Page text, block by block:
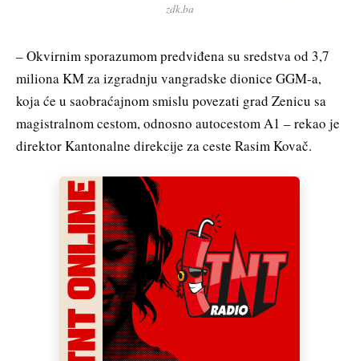
zdk.ba
– Okvirnim sporazumom predviđena su sredstva od 3,7
miliona KM za izgradnju vangradske dionice GGM-a,
koja će u saobraćajnom smislu povezati grad Zenicu sa
magistralnom cestom, odnosno autocestom A1 – rekao je
direktor Kantonalne direkcije za ceste Rasim Kovač.